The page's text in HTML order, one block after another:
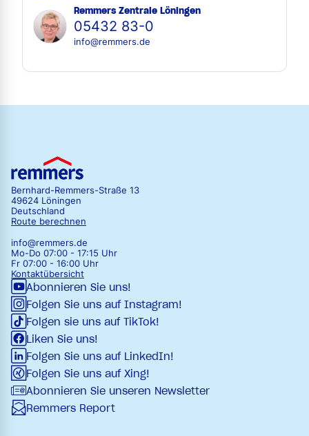
Remmers Zentrale Löningen
05432 83-0
info@remmers.de
Bernhard-Remmers-Straße 13
49624 Löningen
Deutschland
Route berechnen
info@remmers.de
Mo-Do 07:00 - 17:15 Uhr
Fr 07:00 - 16:00 Uhr
Kontaktübersicht
Abonnieren Sie uns!
Folgen Sie uns auf Instagram!
Folgen sie uns auf TikTok!
Liken Sie uns!
Folgen Sie uns auf LinkedIn!
Folgen Sie uns auf Xing!
Abonnieren Sie unseren Newsletter
Remmers Report